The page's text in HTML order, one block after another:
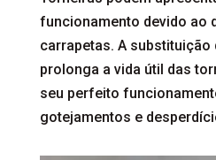
funcionamento devido ao
carrapetas. A substituição
prolonga a vida útil das
seu perfeito
gotejamentos e